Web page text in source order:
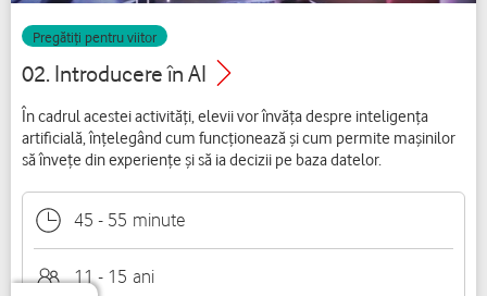
Pregătiți pentru viitor
02. Introducere în AI
În cadrul acestei activități, elevii vor învăța despre inteligența
artificială, înțelegând cum funcționează și cum permite mașinilor
să învețe din experiențe și să ia decizii pe baza datelor.
45 - 55 minute
11 - 15 ani